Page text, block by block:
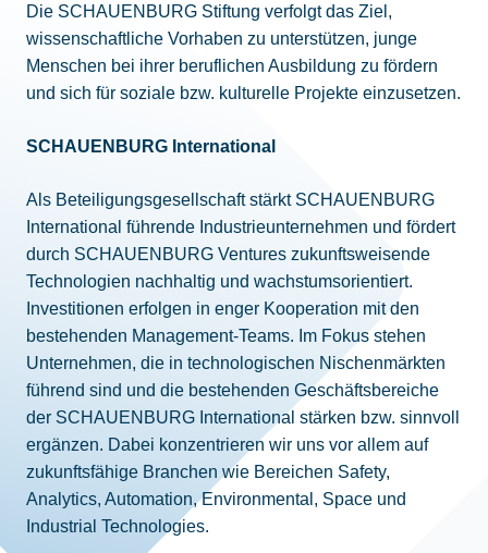
Die SCHAUENBURG Stiftung verfolgt das Ziel,
wissenschaftliche Vorhaben zu unterstützen, junge
Menschen bei ihrer beruflichen Ausbildung zu fördern
und sich für soziale bzw. kulturelle Projekte einzusetzen.
SCHAUENBURG International
Als Beteiligungsgesellschaft stärkt SCHAUENBURG
International führende Industrieunternehmen und fördert
durch SCHAUENBURG Ventures zukunftsweisende
Technologien nachhaltig und wachstumsorientiert.
Investitionen erfolgen in enger Kooperation mit den
bestehenden Management-Teams. Im Fokus stehen
Unternehmen, die in technologischen Nischenmärkten
führend sind und die bestehenden Geschäftsbereiche
der SCHAUENBURG International stärken bzw. sinnvoll
ergänzen. Dabei konzentrieren wir uns vor allem auf
zukunftsfähige Branchen wie Bereichen Safety,
Analytics, Automation, Environmental, Space und
Industrial Technologies.